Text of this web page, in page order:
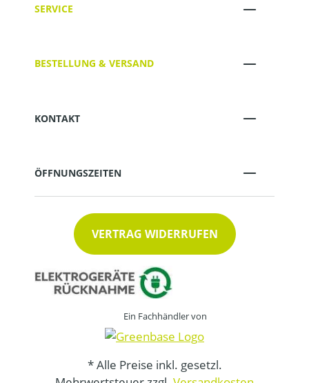
SERVICE
BESTELLUNG & VERSAND
KONTAKT
ÖFFNUNGSZEITEN
VERTRAG WIDERRUFEN
Ein Fachhändler von
* Alle Preise inkl. gesetzl.